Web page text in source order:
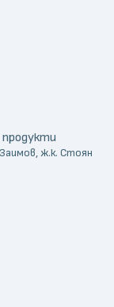
ж.к. Стоян